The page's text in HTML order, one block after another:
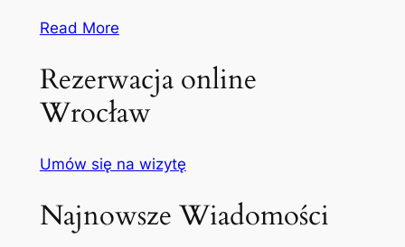
Read More
Rezerwacja online
Wrocław
Umów się na wizytę
Najnowsze Wiadomości